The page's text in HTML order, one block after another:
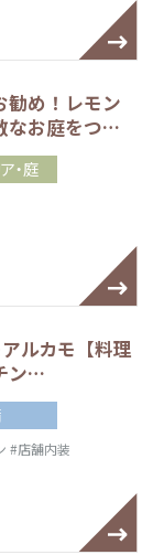
勧め！レモン
なお庭をつ…
・庭
ルカモ【料理
ン…
#店舗内装